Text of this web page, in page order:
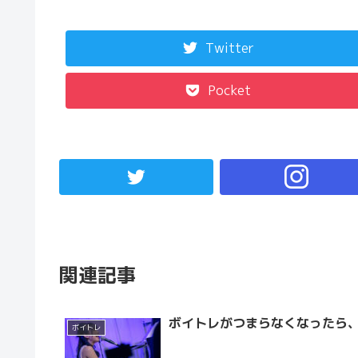
Twitter
Pocket
関連記事
ボイトレ ボイトレがつまらなくなったら